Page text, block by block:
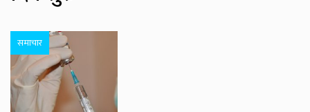
समाचार